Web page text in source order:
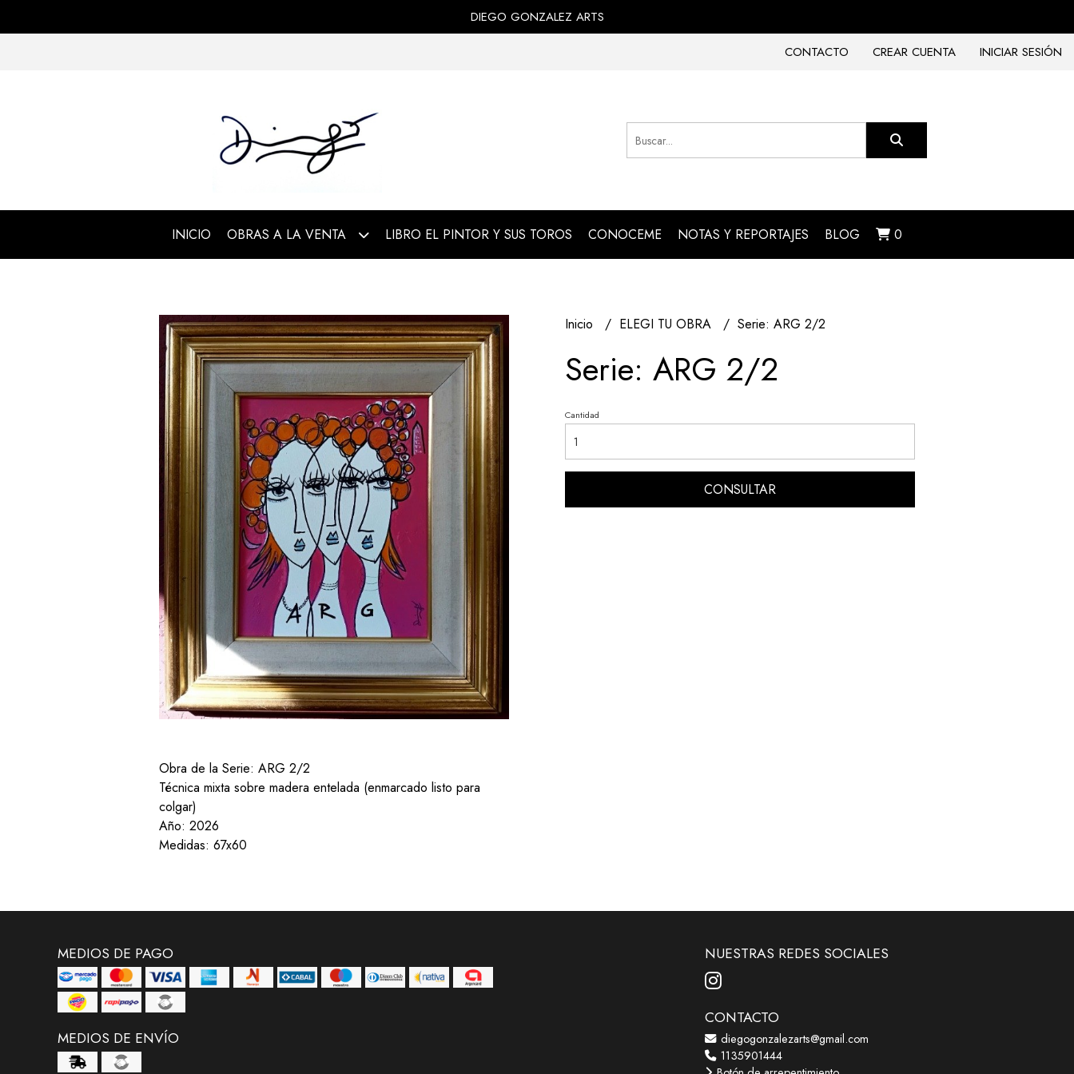
DIEGO GONZALEZ ARTS
CONTACTO
CREAR CUENTA INICIAR SESIÓN
INICIO OBRAS A LA VENTA LIBRO EL PINTOR Y SUS TOROS CONOCEME NOTAS Y REPORTAJES BLOG 0
Obra de la Serie: ARG 2/2
Técnica mixta sobre madera entelada (enmarcado listo para
colgar)
Año: 2026
Medidas: 67x60
Inicio ELEGI TU OBRA Serie: ARG 2/2
Serie: ARG 2/2
Cantidad
CONSULTAR
MEDIOS DE PAGO
MEDIOS DE ENVÍO
NUESTRAS REDES SOCIALES
CONTACTO
diegogonzalezarts@gmail.com
1135901444